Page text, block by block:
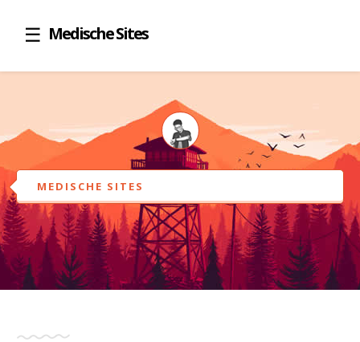
Medische Sites
MEDISCHE SITES